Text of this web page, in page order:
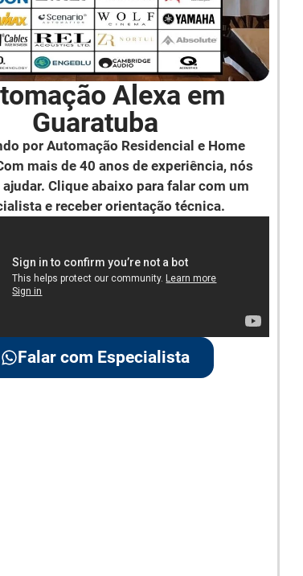
Alexa em
Guaratuba
por Automação Residencial e Home
mais de 40 anos de experiência, nós
Clique abaixo para falar com um
e receber orientação técnica.
Falar com Especialista